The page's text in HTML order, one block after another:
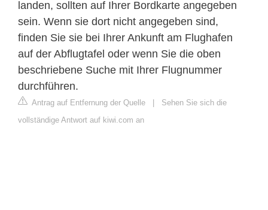
landen, sollten auf Ihrer Bordkarte angegeben
sein. Wenn sie dort nicht angegeben sind,
finden Sie sie bei Ihrer Ankunft am Flughafen
auf der Abflugtafel oder wenn Sie die oben
beschriebene Suche mit Ihrer Flugnummer
durchführen.
Antrag auf Entfernung der Quelle
Sehen Sie sich die
vollständige Antwort auf kiwi.com an